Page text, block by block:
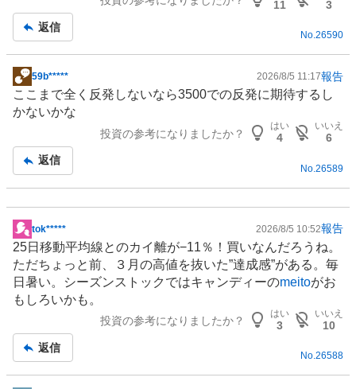
事
11
3
返信
No.26590
掲
示
板
59b***** 2026/8/5 11:17報告
ここまで全く反発しないなら3500での反発に期待するし
かないかな
投資の参考になりましたか？
はい
4
いいえ
6
返信
No. 26589
掲
示
板
記
事
tok***** 2026/8/5 10:52報告
25日移動平均線とのカイ離が−11％！買いなんだろうね。
ただちょっと前、３月の高値を抜いた”達成感”がある。毎
日暑い。
シーズンストック ではキャンディーのmeitoがお
もしろいかも。
投資の参考になりましたか？
はい
3
いいえ
10
返信
No.26588